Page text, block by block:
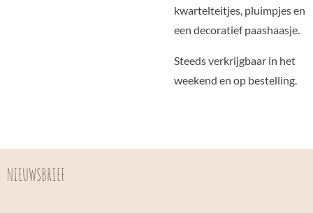
kwartelteitjes, pluimpjes en
een decoratief paashaasje.
Steeds verkrijgbaar in het
weekend en op bestelling.
NIEUWSBRIEF